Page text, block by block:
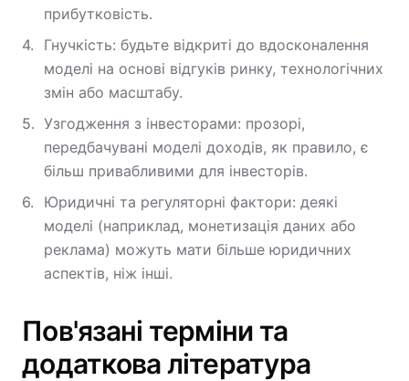
прибутковість.
Гнучкість: будьте відкриті до вдосконалення
моделі на основі відгуків ринку, технологічних
змін або масштабу.
Узгодження з інвесторами: прозорі,
передбачувані моделі доходів, як правило, є
більш привабливими для інвесторів.
Юридичні та регуляторні фактори: деякі
моделі (наприклад, монетизація даних або
реклама) можуть мати більше юридичних
аспектів, ніж інші.
Пов'язані терміни та
додаткова література